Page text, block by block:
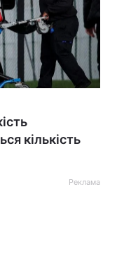
кількість
Реклама